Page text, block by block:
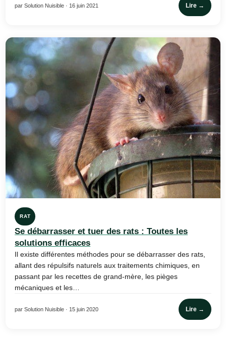
par Solution Nuisible · 16 juin 2021 Lire →
RAT
Se débarrasser et tuer des rats : Toutes les
solutions efficaces
Il existe différentes méthodes pour se débarrasser des rats,
allant des répulsifs naturels aux traitements chimiques, en
passant par les recettes de grand-mère, les pièges
mécaniques et les…
par Solution Nuisible · 15 juin 2020 Lire →